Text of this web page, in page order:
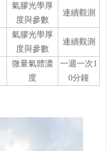
氣膠光學厚
度與參數
連續觀測
氣膠光學厚
度與參數
連續觀測
微量氣體濃
度
一週一次1
0分鐘